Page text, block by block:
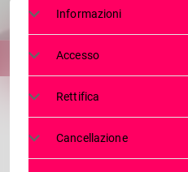
Informazioni
Accesso
Rettifica
Cancellazione